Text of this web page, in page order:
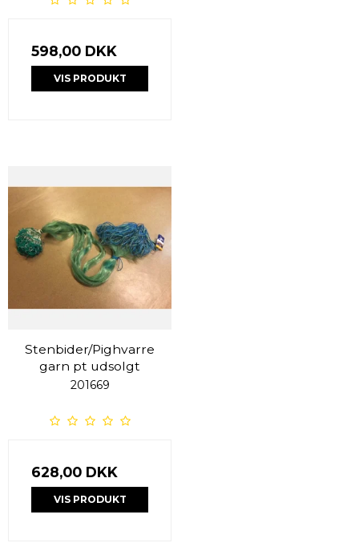
598,00 DKK
VIS PRODUKT
Stenbider/Pighvarre
garn pt udsolgt
201669
628,00 DKK
VIS PRODUKT